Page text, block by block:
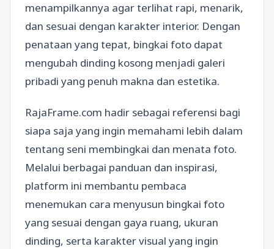
menampilkannya agar terlihat rapi, menarik,
dan sesuai dengan karakter interior. Dengan
penataan yang tepat, bingkai foto dapat
mengubah dinding kosong menjadi galeri
pribadi yang penuh makna dan estetika.
RajaFrame.com hadir sebagai referensi bagi
siapa saja yang ingin memahami lebih dalam
tentang seni membingkai dan menata foto.
Melalui berbagai panduan dan inspirasi,
platform ini membantu pembaca
menemukan cara menyusun bingkai foto
yang sesuai dengan gaya ruang, ukuran
dinding, serta karakter visual yang ingin